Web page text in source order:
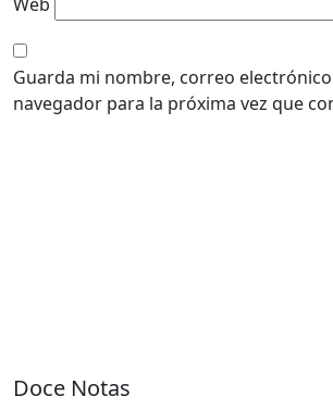
Guarda mi nombre, correo
navegador para la próxima vez que
Doce Notas